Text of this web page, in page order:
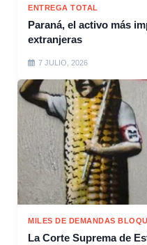
ENTREGA TOTAL
Paraná, el activo más
extranjeras
7 JULIO, 2026
MILES DE DEMANDAS
La Corte Suprema de